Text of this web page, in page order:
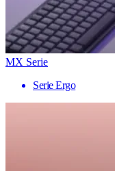
MX Serie
Serie Ergo